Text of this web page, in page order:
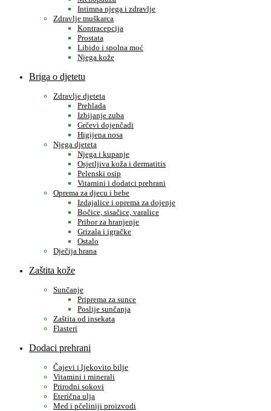
Intimna njega i zdravlje
Zdravlje muškarca
Kontracepcija
Prostata
Libido i spolna moć
Njega kože
Briga o djetetu
Zdravlje djeteta
Prehlada
Izbijanje zuba
Grčevi dojenčadi
Higijena nosa
Njega djeteta
Njega i kupanje
Osjetljiva koža i dermatitis
Pelenski osip
Vitamini i dodatci prehrani
Oprema za djecu i bebe
Izdajalice i oprema za dojenje
Bočice, sisačice, varalice
Pribor za hranjenje
Grizala i igračke
Ostalo
Dječija hrana
Zaštita kože
Sunčanje
Priprema za sunce
Poslije sunčanja
Zaštita od insekata
Flasteri
Dodaci prehrani
Čajevi i ljekovito bilje
Vitamini i minerali
Prirodni sokovi
Eterična ulja
Med i pčeliniji proizvodi